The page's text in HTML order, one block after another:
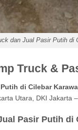
dan Jual Pasir Putih di
Truck &
di Cilebar
Utara, DKI Jakarta
Pasir Putih di